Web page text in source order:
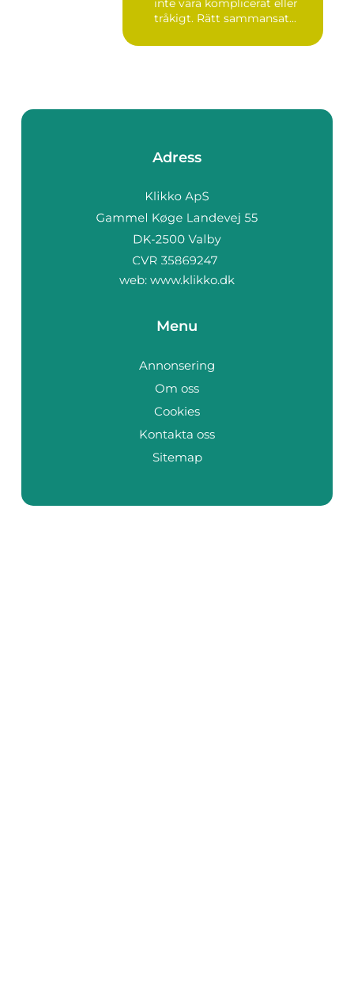
inte vara komplicerat eller
tråkigt. Rätt sammansat...
Adress
web: www.klikko.dk
Menu
Annonsering
Om oss
Cookies
Kontakta oss
Sitemap